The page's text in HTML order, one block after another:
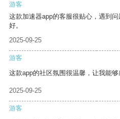
游客
这款加速器app的客服很贴心，遇到
好。
2025-09-25
游客
这款app的社区氛围很温馨，让我能够
2025-09-25
游客